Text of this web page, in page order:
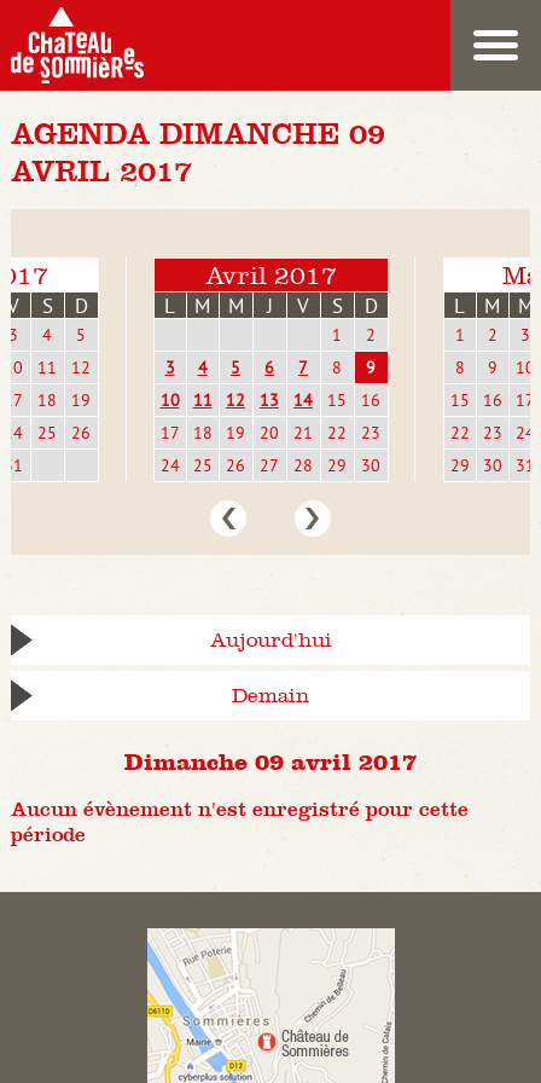
AGENDA DIMANCHE 09
AVRIL 2017
V S D
3 4
5
10
11
12
17
18
19
24
25
26
31
Avril 2017
L M M J V S D
1
2
3
4 5 6 7 8
9
10
11 12 13 14 15
16
17
18 19 20 21 22
23
24
25 26 27 28 29 30
L M M
1 2
3
8
9
10
15
16
17
22
23
24
29
30 31
Aujourd'hui
Demain
Dimanche 09 avril 2017
Aucun évènement n'est enregistré pour cette
période